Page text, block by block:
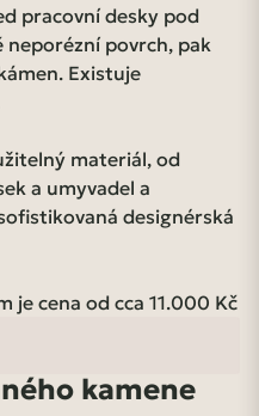
pracovní desky pod
povrch, pak
Existuje
materiál, od
a umyvadel a
designérská
je cena od cca 11.000 Kč
kamene